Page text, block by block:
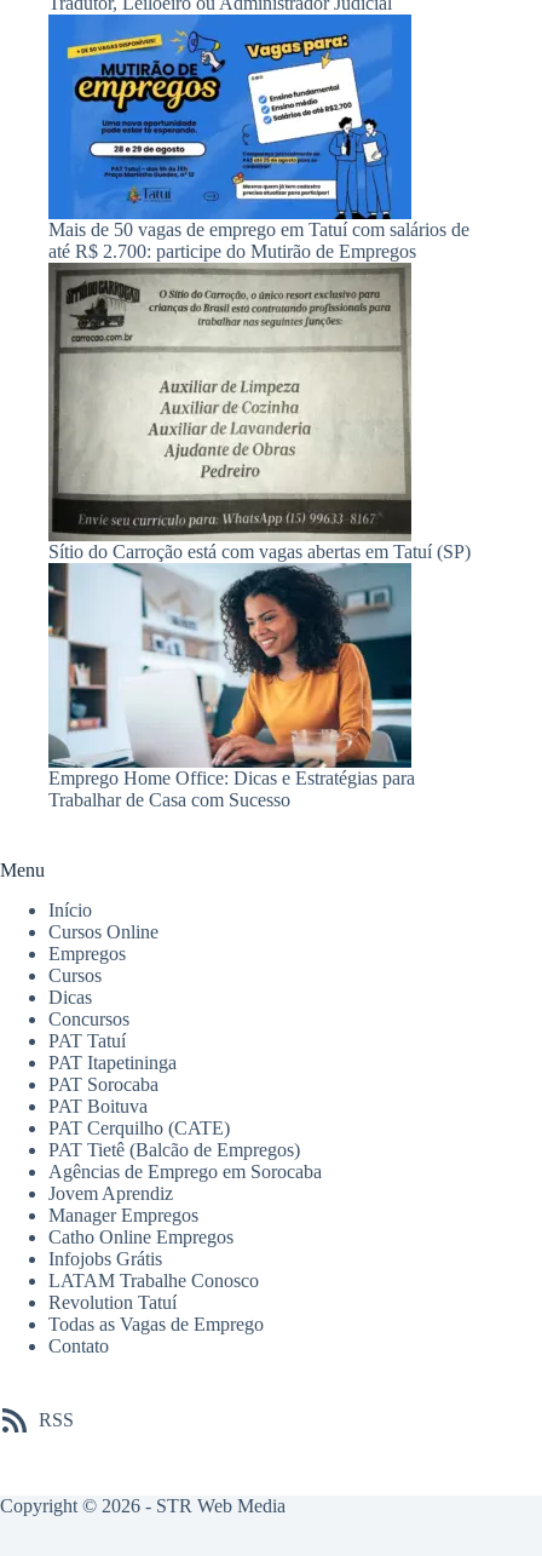
Mais de 50 vagas de emprego em Tatuí com salários de
até R$ 2.700: participe do Mutirão de Empregos
Sítio do Carroção está com vagas abertas em Tatuí (SP)
Emprego Home Office: Dicas e Estratégias para
Trabalhar de Casa com Sucesso
Menu
Início
Cursos Online
Empregos
Cursos
Dicas
Concursos
PAT Tatuí
PAT Itapetininga
PAT Sorocaba
PAT Boituva
PAT Cerquilho (CATE)
PAT Tietê (Balcão de Empregos)
Agências de Emprego em Sorocaba
Jovem Aprendiz
Manager Empregos
Catho Online Empregos
Infojobs Grátis
LATAM Trabalhe Conosco
Revolution Tatuí
Todas as Vagas de Emprego
Contato
RSS
Copyright © 2026 - STR Web Media